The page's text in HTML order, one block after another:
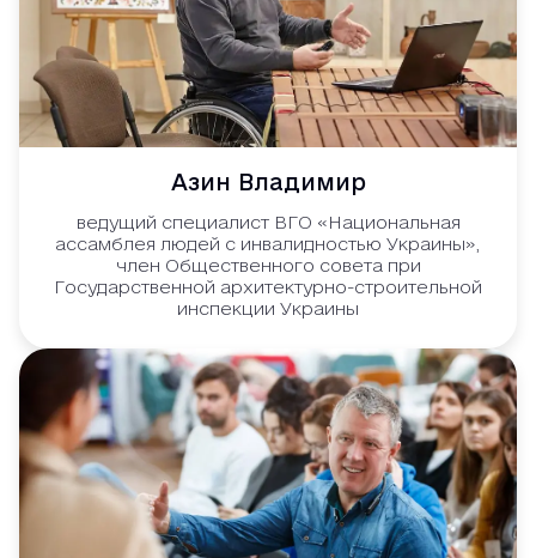
Азин Владимир
ведущий специалист ВГО «Национальная
ассамблея людей с инвалидностью Украины»,
член Общественного совета при
Государственной архитектурно-строительной
инспекции Украины